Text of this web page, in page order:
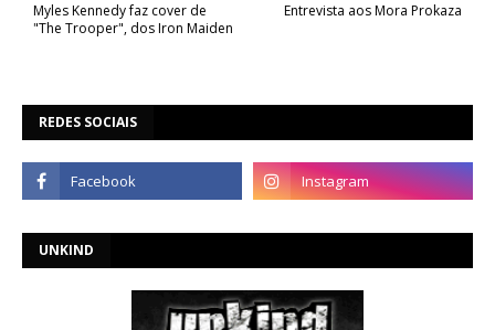
Entrevista aos Mora Prokaza
Myles Kennedy faz cover de
"The Trooper", dos Iron Maiden
REDES SOCIAIS
UNKIND